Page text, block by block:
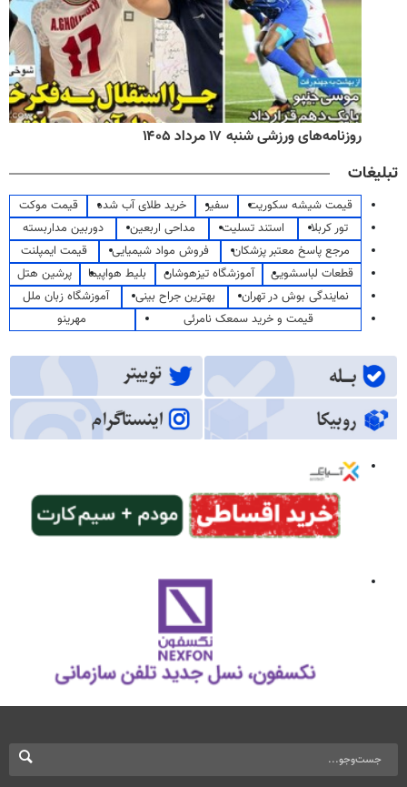
روزنامه‌های ورزشی شنبه ۱۷ مرداد ۱۴۰۵
تبلیغات
قیمت شیشه سکوریت سفیر خرید طلای آب شده
قیمت موکت
تور کربلا
استند تسلیت مداحی اربعین
دوربین مداربسته
مرجع پاسخ معتبر پزشکان
فروش مواد شیمیایی
قیمت ایمپلنت
قطعات لباسشویی
آموزشگاه تیزهوشان بلیط هواپیما
پرشین هتل
نمایندگی بوش در تهران
بهترین جراح بینی
آموزشگاه زبان ملل
قیمت و خرید سمعک نامرئی
مهرینو